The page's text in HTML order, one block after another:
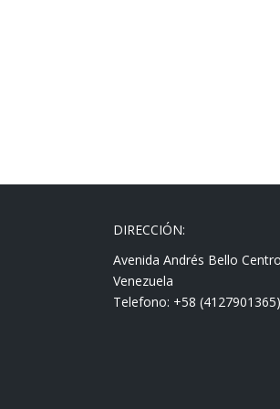
DIRECCIÓN:
Avenida Andrés Bello
Venezuela
Telefono: +58